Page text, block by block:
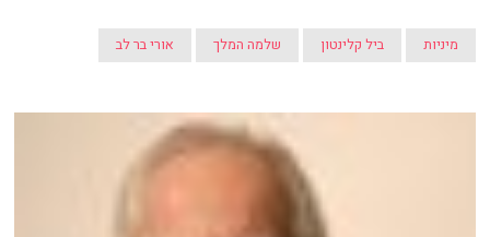
מיניות ביל קלינטון שלמה המלך אורי בר לב